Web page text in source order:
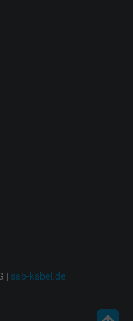
Pixel
und
für Website-Analyse,
| sab-kabel.de